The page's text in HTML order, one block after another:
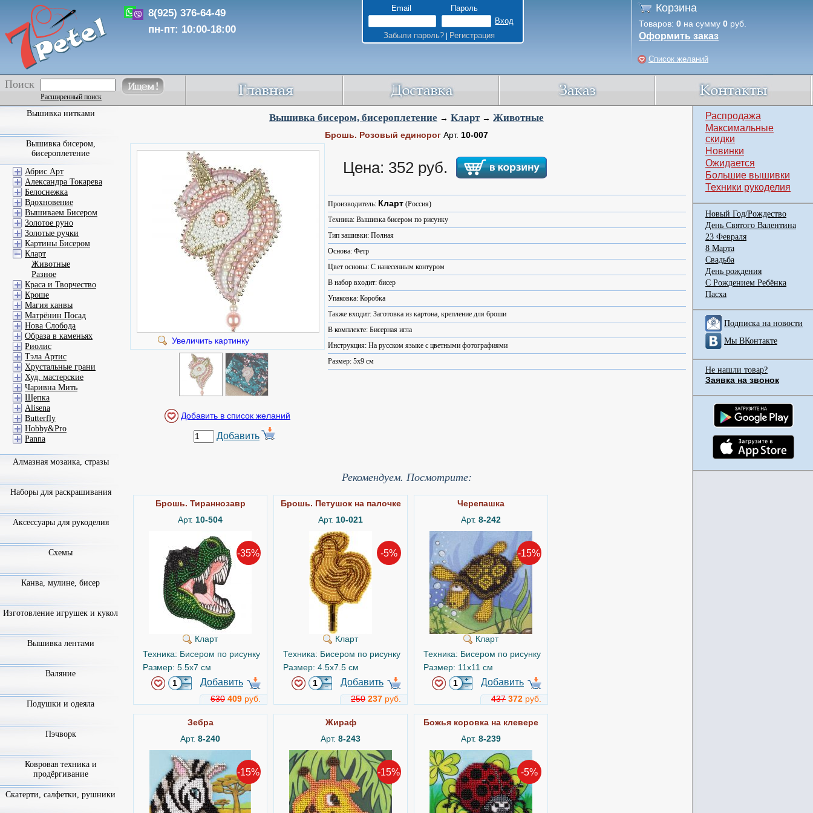
8(925) 376-64-49
пн-пт: 10:00-18:00
Email Пароль
Забыли пароль?| Регистрация
Корзина
Товаров: 0 на сумму 0 руб.
Оформить заказ
Список желаний
Поиск
Расширенный поиск
Вышивка бисером, бисероплетение → Кларт→ Животные
Брошь. Розовый единорог Арт. 10-007
Увеличить картинку
Добавить
Цена: 352 руб.
Производитель: Кларт (Россия)
Техника: Вышивка бисером по рисунку
Тип зашивки: Полная
Основа: Фетр
Цвет основы: С нанесенным контуром
В набор входит: бисер
Упаковка: Коробка
Также входит: Заготовка из картона, крепление для броши
В комплекте: Бисерная игла
Инструкция: На русском языке с цветными фотографиями
Размер: 5x9 см
Рекомендуем. Посмотрите:
Брошь. Тираннозавр
Арт. 10-504
-35%
Кларт
Техника: Бисером по рисунку
Размер: 5.5x7 см
Добавить
630 409 руб.
Брошь. Петушок на палочке
Арт. 10-021
-5%
Кларт
Техника: Бисером по рисунку
Размер: 4.5x7.5 см
Добавить
250 237 руб.
Черепашка
Арт. 8-242
-15%
Кларт
Техника: Бисером по рисунку
Размер: 11x11 см
Добавить
437 372 руб.
Зебра
Арт. 8-240
-15%
Жираф
Арт. 8-243
-15%
Божья коровка на клевере
Арт. 8-239
-5%
Вышивка нитками
Вышивка бисером,
бисероплетение
Абрис Арт
Александра Токарева
Белоснежка
Вдохновение
Вышиваем Бисером
Золотое руно
Золотые ручки
Картины Бисером
Кларт
Животные
Разное
Краса и Творчество
Кроше
Магия канвы
Матрёнин Посад
Нова Слобода
Образа в каменьях
Риолис
Тэла Артис
Хрустальные грани
Худ. мастерские
Чаривна Мить
Щепка
Alisena
Butterfly
Hobby&Pro
Panna
Алмазная мозаика, стразы
Наборы для раскрашивания
Аксессуары для рукоделия
Схемы
Канва, мулине, бисер
Изготовление игрушек и кукол
Вышивка лентами
Валяние
Подушки и одеяла
Пэчворк
Ковровая техника и
продёргивание
Скатерти, салфетки, рушники
Распродажа
Максимальные
скидки
Новинки
Ожидается
Большие вышивки
Техники рукоделия
Новый Год/Рождество
День Святого Валентина
23 Февраля
8 Марта
Свадьба
День рождения
С Рождением Ребёнка
Пасха
Подписка на новости
Мы ВКонтакте
Не нашли товар?
Заявка на звонок